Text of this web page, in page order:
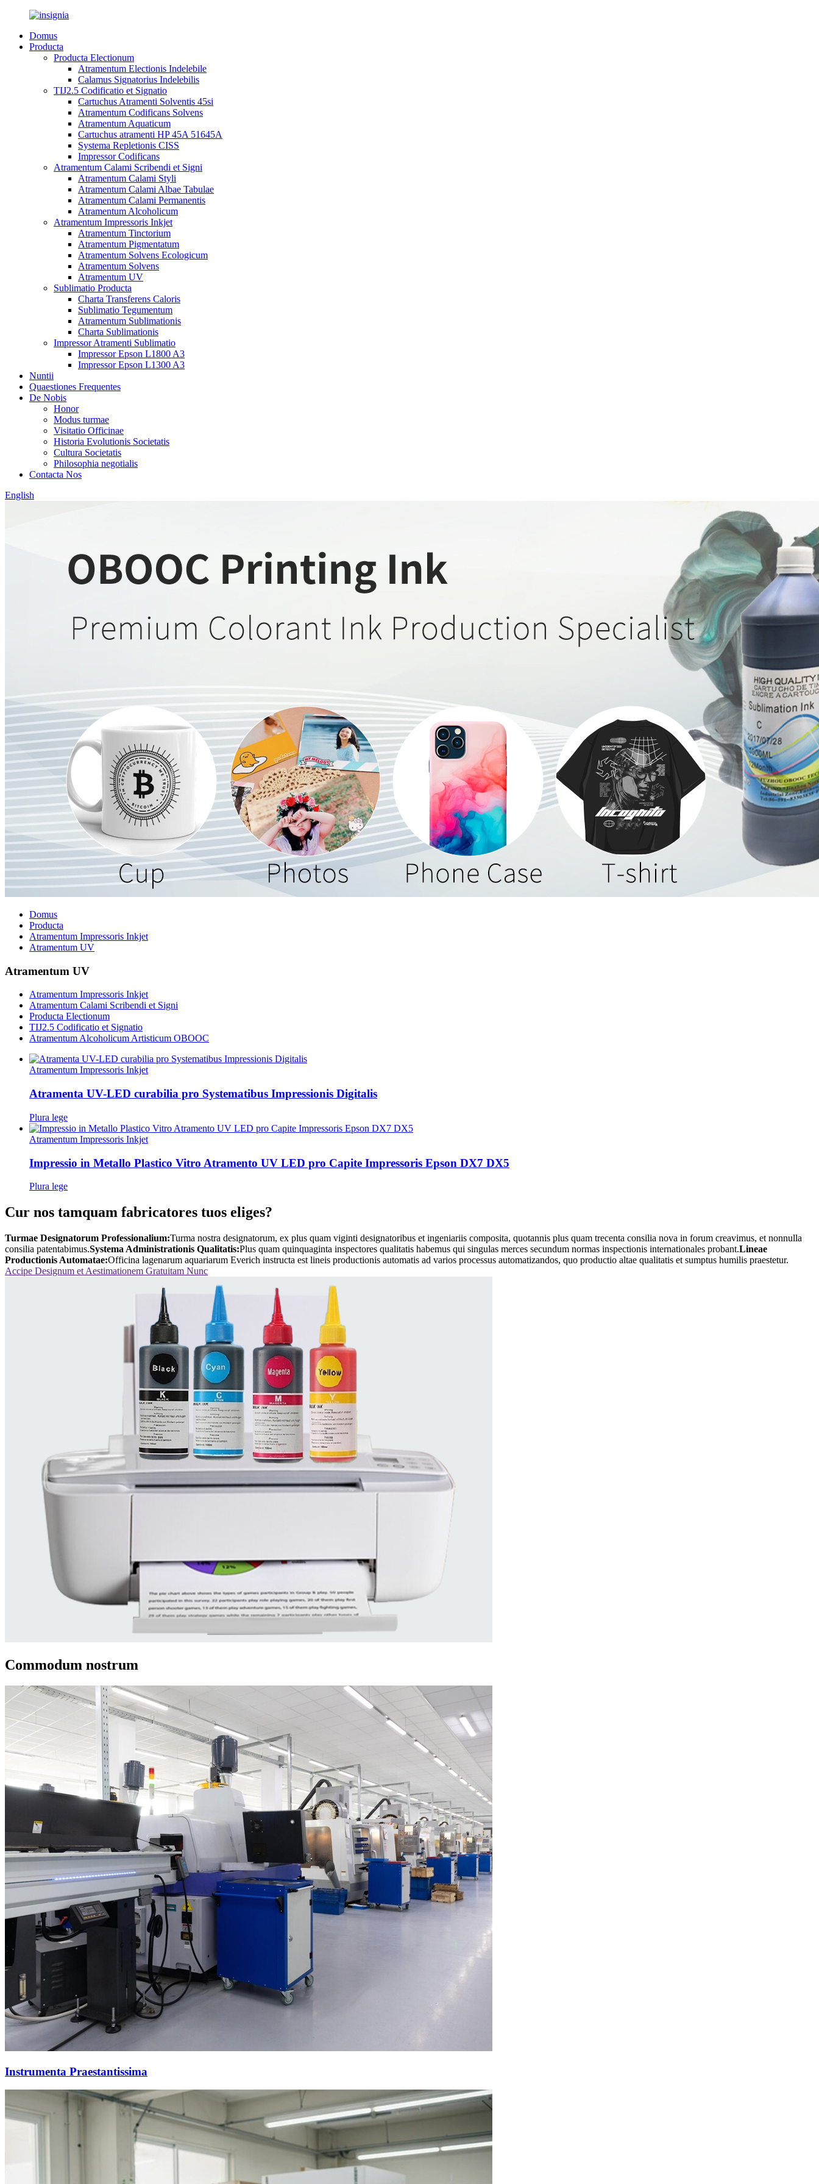
Domus
Producta
Producta Electionum
Atramentum Electionis Indelebile
Calamus Signatorius Indelebilis
TIJ2.5 Codificatio et Signatio
Cartuchus Atramenti Solventis 45si
Atramentum Codificans Solvens
Atramentum Aquaticum
Cartuchus atramenti HP 45A 51645A
Systema Repletionis CISS
Impressor Codificans
Atramentum Calami Scribendi et Signi
Atramentum Calami Styli
Atramentum Calami Albae Tabulae
Atramentum Calami Permanentis
Atramentum Alcoholicum
Atramentum Impressoris Inkjet
Atramentum Tinctorium
Atramentum Pigmentatum
Atramentum Solvens Ecologicum
Atramentum Solvens
Atramentum UV
Sublimatio Producta
Charta Transferens Caloris
Sublimatio Tegumentum
Atramentum Sublimationis
Charta Sublimationis
Impressor Atramenti Sublimatio
Impressor Epson L1800 A3
Impressor Epson L1300 A3
Nuntii
Quaestiones Frequentes
De Nobis
Honor
Modus turmae
Visitatio Officinae
Historia Evolutionis Societatis
Cultura Societatis
Philosophia negotialis
Contacta Nos
English
Domus
Producta
Atramentum Impressoris Inkjet
Atramentum UV
Atramentum UV
Atramentum Impressoris Inkjet
Atramentum Calami Scribendi et Signi
Producta Electionum
TIJ2.5 Codificatio et Signatio
Atramentum Alcoholicum Artisticum OBOOC
Atramentum Impressoris Inkjet
Atramenta UV-LED curabilia pro Systematibus Impressionis Digitalis
Plura lege
Atramentum Impressoris Inkjet
Impressio in Metallo Plastico Vitro Atramento UV LED pro Capite Impressoris Epson DX7 DX5
Plura lege
Cur nos tamquam fabricatores tuos eliges?
Turmae Designatorum Professionalium:Turma nostra designatorum, ex plus quam viginti designatoribus et ingeniariis composita, quotannis plus quam trecenta consilia nova in forum creavimus, et nonnulla
consilia patentabimus.Systema Administrationis Qualitatis:Plus quam quinquaginta inspectores qualitatis habemus qui singulas merces secundum normas inspectionis internationales probant.Lineae
Productionis Automatae:Officina lagenarum aquariarum Everich instructa est lineis productionis automatis ad varios processus automatizandos, quo productio altae qualitatis et sumptus humilis praestetur.
Accipe Designum et Aestimationem Gratuitam Nunc
Commodum nostrum
Instrumenta Praestantissima